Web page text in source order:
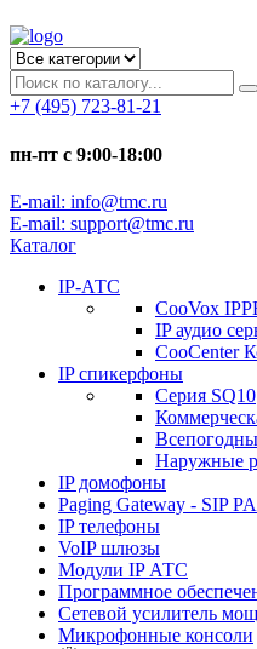
+7 (495) 723-81-21
пн-пт с 9:00-18:00
E-mail: info@tmc.ru
E-mail: support@tmc.ru
Каталог
IP-АТС
CooVox
IP аудио
CooCenter
IP спикерфоны
Серия SQ10
Наружные
IP домофоны
Paging Gateway - SIP
IP телефоны
VoIP шлюзы
Модули IP АТС
Программное
Сетевой усилитель
Микрофонные консоли